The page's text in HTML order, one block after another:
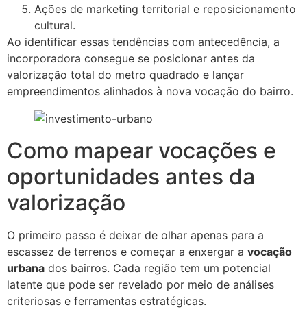
Ações de marketing territorial e reposicionamento
cultural.
Ao identificar essas tendências com antecedência, a
incorporadora consegue se posicionar antes da
valorização total do metro quadrado e lançar
empreendimentos alinhados à nova vocação do bairro.
Como mapear vocações e
oportunidades antes da
valorização
O primeiro passo é deixar de olhar apenas para a
escassez de terrenos e começar a enxergar a vocação
urbana dos bairros. Cada região tem um potencial
latente que pode ser revelado por meio de análises
criteriosas e ferramentas estratégicas.